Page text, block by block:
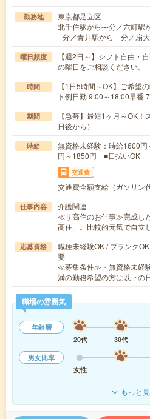
勤務地
東京都足立区
北千住駅から---分／六町駅
--分／青井駅から---分／扇
曜日頻度
【週2日～】シフト自由・
の曜日をご相談ください。
時間
【1日5時間～OK】ご希望
ト例日勤 9:00～18:00早番
期間
【急募】最短1ヶ月～OK
日後から）
時給
無資格未経験：時給1600
円～1850円 ■日払いOK
交通費
交通費全額支給（ガソリン
仕事内容
介護関連
≪サ高住のお仕事≫完成し
高住」。比較的元気で自
応募資格
職種未経験OK / ブランク
要
≪募集条件≫・無資格未経
満の勤務希望の方は以下の
職場の雰囲気
年齢層
20代
30代
男女比率
女性
もっと